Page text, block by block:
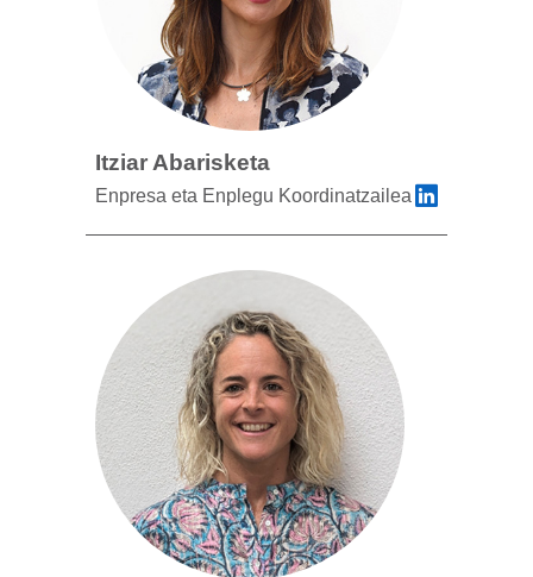
Itziar Abarisketa
Enpresa eta Enplegu Koordinatzailea